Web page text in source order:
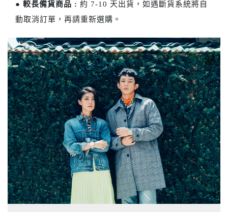
● 較長備貨商品 : 約 7-10 天出貨，如遇斷貨系統將自
動取消訂單，再請重新選購。